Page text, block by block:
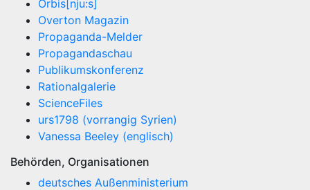
Orbis[nju:s]
Overton Magazin
Propaganda-Melder
Propagandaschau
Publikumskonferenz
Rationalgalerie
ScienceFiles
urs1798 (vorrangig Syrien)
Vanessa Beeley (englisch)
Behörden, Organisationen
deutsches Außenministerium